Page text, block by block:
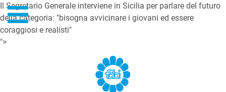
Il Segretario Generale interviene in Sicilia per parlare del futuro
della categoria: "bisogna avvicinare i giovani ed essere
coraggiosi e realisti"
">